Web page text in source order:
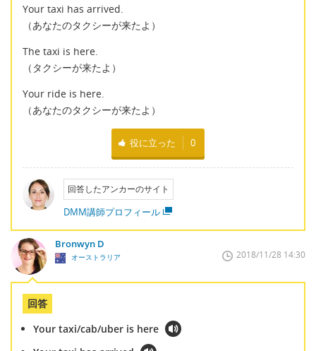
Your taxi has arrived.
（あなたのタクシーが来たよ）
The taxi is here.
（タクシーが来たよ）
Your ride is here.
（あなたのタクシーが来たよ）
役に立った 0
回答したアンカーのサイト
DMM講師プロフィール
Bronwyn D
オーストラリア 2018/11/28 14:30
回答
Your taxi/cab/uber is here